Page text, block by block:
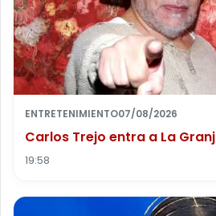
ENTRETENIMIENTO07/08/2026
Carlos Trejo entra a La
19:58